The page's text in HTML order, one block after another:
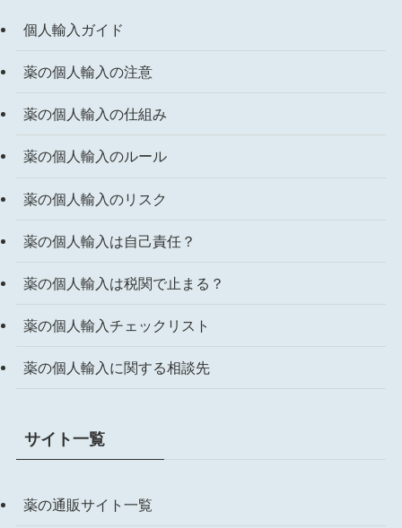
個人輸入ガイド
薬の個人輸入の注意
薬の個人輸入の仕組み
薬の個人輸入のルール
薬の個人輸入のリスク
薬の個人輸入は自己責任？
薬の個人輸入は税関で止まる？
薬の個人輸入チェックリスト
薬の個人輸入に関する相談先
サイト一覧
薬の通販サイト一覧